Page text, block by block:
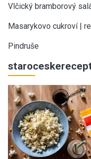
Vlčický bramborový
Masarykovo cukroví |
Pindruše